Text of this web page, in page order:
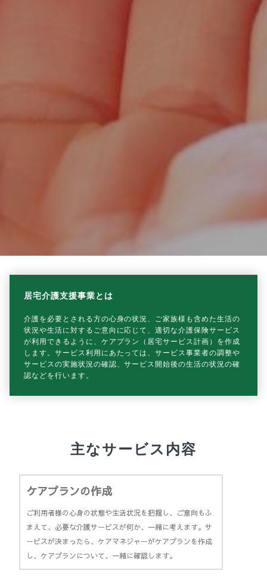
居宅介護支援事業とは
介護を必要とされる方の心身の状況、ご家族様も含めた生活の
状況や生活に対するご意向に応じて、適切な介護保険サービス
が利用できるように、ケアプラン（居宅サービス計画）を作成
します。サービス利用にあたっては、サービス事業者の調整や
サービスの実施状況の確認、サービス開始後の生活の状況の確
認などを行います。
主なサービス内容
ケアプランの作成
ご利用者様の心身の状態や生活状況を把握し、ご意向もふ
まえて、必要な介護サービスが何か、一緒に考えます。サ
ービスが決まったら、ケアマネジャーがケアプランを作成
し、ケアプランについて、一緒に確認します。